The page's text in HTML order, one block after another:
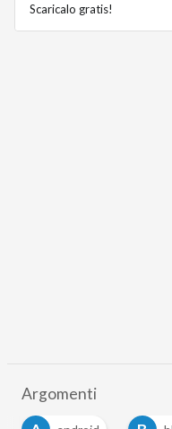
Scaricalo gratis!
Argomenti